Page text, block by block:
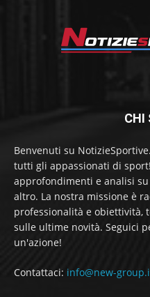
CHI
Benvenuti su
tutti gli appassionati di
approfondimenti e analisi
altro. La nostra missione è
professionalità e obiettività,
sulle ultime novità. Seguici
un'azione!
Contattaci: info@new-